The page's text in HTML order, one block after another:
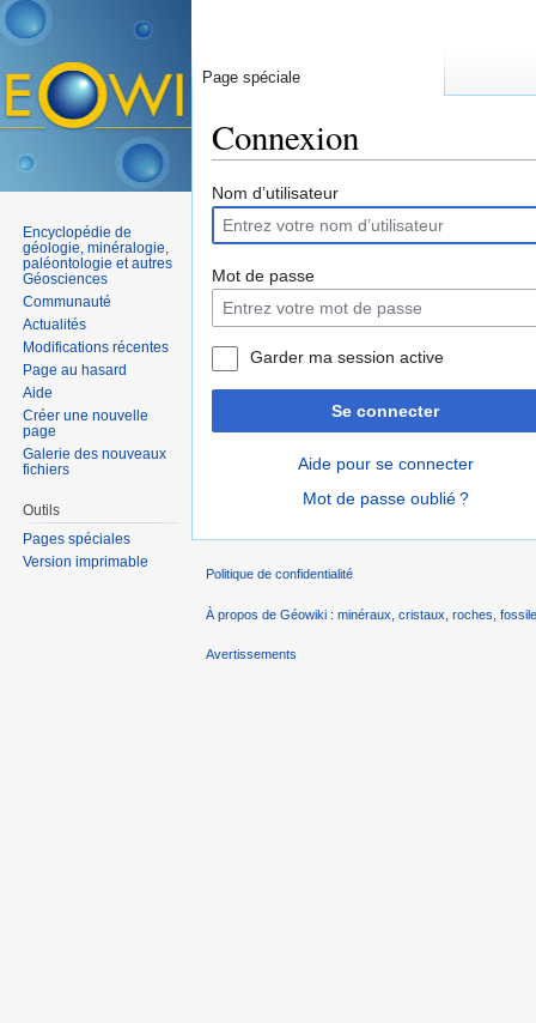
Connexion
Nom d’utilisateur
Mot de passe
Garder ma session active
Se connecter
Aide pour se connecter
Mot de passe oublié ?
Page spéciale
Encyclopédie de
géologie, minéralogie,
paléontologie et autres
Géosciences
Communauté
Actualités
Modifications récentes
Page au hasard
Aide
Créer une nouvelle
page
Galerie des nouveaux
fichiers
Outils
Pages spéciales
Version imprimable
Politique de confidentialité
À propos de Géowiki : minéraux, cristaux, roches,
Avertissements